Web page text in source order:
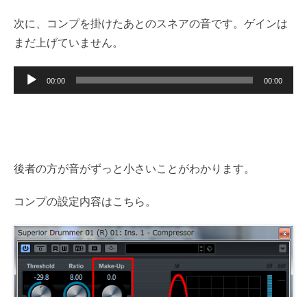
レ
ー
次に、コンプを掛けたあとのスネアの音です。ゲインは
まだ上げていません。
声
ヤ
00:00 00:00
後者の方が音がずっと小さいことがわかります。
コンプの設定内容はこちら。